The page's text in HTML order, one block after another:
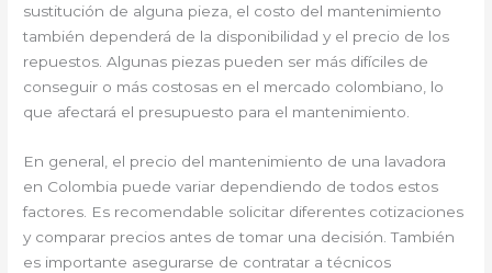
sustitución de alguna pieza, el costo del mantenimiento
también dependerá de la disponibilidad y el precio de los
repuestos. Algunas piezas pueden ser más difíciles de
conseguir o más costosas en el mercado colombiano, lo
que afectará el presupuesto para el mantenimiento.
En general, el precio del mantenimiento de una lavadora
en Colombia puede variar dependiendo de todos estos
factores. Es recomendable solicitar diferentes cotizaciones
y comparar precios antes de tomar una decisión. También
es importante asegurarse de contratar a técnicos